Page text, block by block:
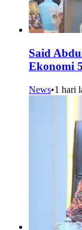
Said
Ekonomi
News•1 hari